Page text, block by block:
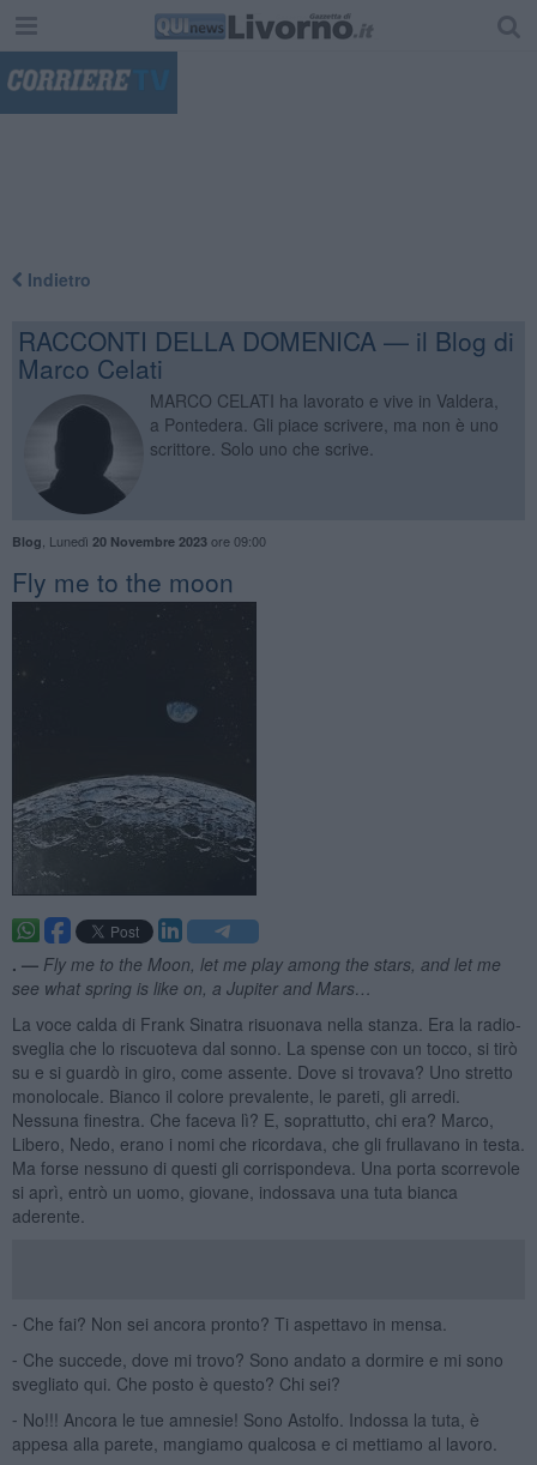
Indietro
RACCONTI DELLA DOMENICA — il Blog di
Marco Celati
MARCO CELATI ha lavorato e vive in Valdera,
a Pontedera. Gli piace scrivere, ma non è uno
scrittore. Solo uno che scrive.
Blog Lunedì 20 Novembre 2023ore 09:00
Fly me to the moon
. — Fly me to the Moon, let me play among the stars, and let me
see what spring is like on, a Jupiter and Mars…
La voce calda di Frank Sinatra risuonava nella stanza. Era la radio-
sveglia che lo riscuoteva dal sonno. La spense con un tocco, si tirò
su e si guardò in giro, come assente. Dove si trovava? Uno stretto
monolocale. Bianco il colore prevalente, le pareti, gli arredi.
Nessuna finestra. Che faceva lì? E, soprattutto, chi era? Marco,
Libero, Nedo, erano i nomi che ricordava, che gli frullavano in testa.
Ma forse nessuno di questi gli corrispondeva. Una porta scorrevole
si aprì, entrò un uomo, giovane, indossava una tuta bianca
aderente.
⁃ Che fai? Non sei ancora pronto? Ti aspettavo in mensa.
⁃ Che succede, dove mi trovo? Sono andato a dormire e mi sono
svegliato qui. Che posto è questo? Chi sei?
⁃ No!!! Ancora le tue amnesie! Sono Astolfo. Indossa la tuta, è
appesa alla parete, mangiamo qualcosa e ci mettiamo al lavoro.